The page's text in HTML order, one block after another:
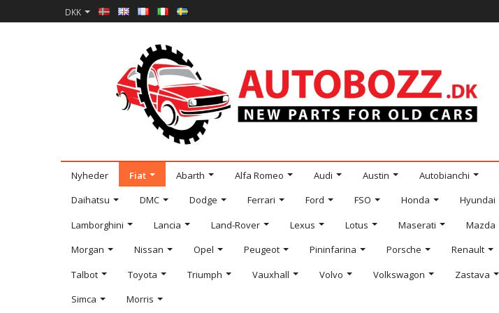
DKK
Nyheder Fiat Abarth Alfa Romeo Audi Austin Autobianchi
Daihatsu
DMC Dodge Ferrari Ford FSO Honda Hyundai
Lamborghini
Lancia Land-Rover Lexus Lotus Maserati Mazda
Morgan
Nissan Opel Peugeot Pininfarina Porsche Renault
Talbot
Toyota Triumph Vauxhall Volvo Volkswagon Zastava
Simca
Morris